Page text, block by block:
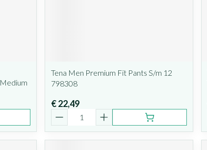
Tena Men Premium Fit Pants S/m 12
798308
€ 22,49